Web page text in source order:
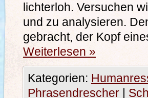
lichterloh. Versuchen
und zu analysieren.
gebracht, der Kopf
Weiterlesen »
Kategorien:
Phrasendrescher |